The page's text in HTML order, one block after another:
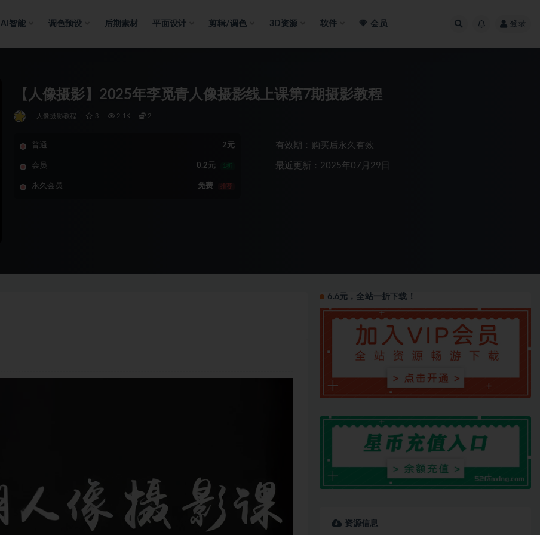
AI智能 调色预设 后期素材 平面设计 剪辑/调色 3D资源 软件 会员 登录
【人像摄影】2025年李觅青人像摄影线上课第7期摄影教程
人像摄影教程 3 2.1K 2
普通 2元
会员 0.2元 1折
永久会员 免费 推荐
有效期：购买后永久有效
最近更新：2025年07月29日
6.6元，全站一折下载！
资源信息